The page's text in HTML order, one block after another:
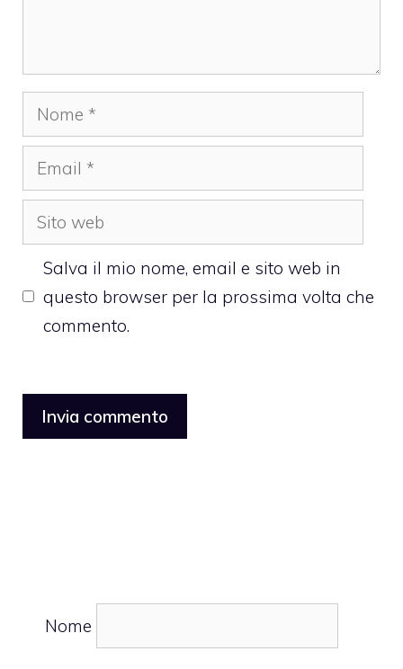
Nome
Email
Sito
web
Salva il mio nome, email e sito web in
questo browser per la prossima volta che
commento.
Nome